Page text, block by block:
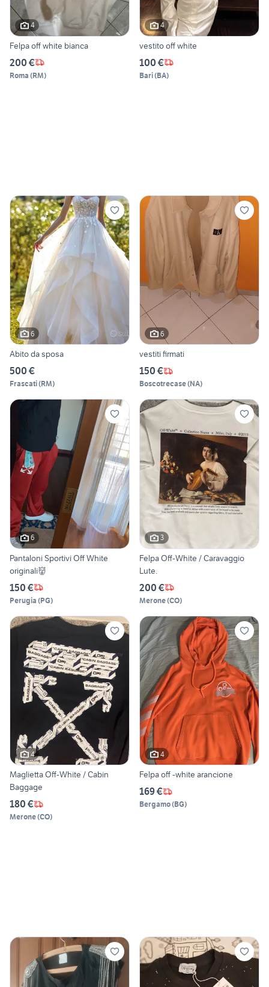
4
Felpa off white bianca
200 €
Roma (RM)
4
vestito off white
100 €
Bari(BA)
6
Abito da sposa
500 €
Frascati(RM)
6
vestiti firmati
150 €
Boscotrecase(NA)
6
Pantaloni Sportivi Off White
originali👹
150 €
Perugia (PG)
3
Felpa Off-White / Caravaggio
Lute.
200 €
Merone(CO)
4
Maglietta Off-White / Cabin
Baggage
180 €
Merone(CO)
4
Felpa off -white arancione
169 €
Bergamo(BG)